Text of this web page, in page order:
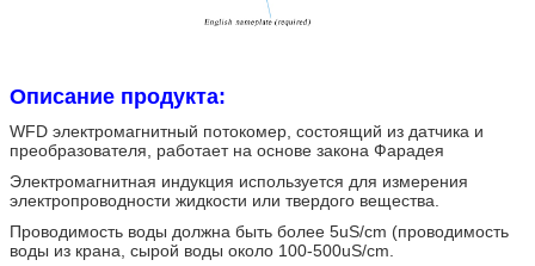
Описание продукта:
WFD электромагнитный потокомер, состоящий из датчика и
преобразователя, работает на основе закона Фарадея
Электромагнитная индукция используется для измерения
электропроводности жидкости или твердого вещества.
Проводимость воды должна быть более 5uS/cm (проводимость
воды из крана, сырой воды около 100-500uS/cm.